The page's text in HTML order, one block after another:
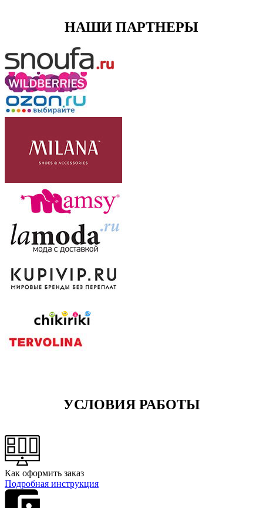
НАШИ ПАРТНЕРЫ
УСЛОВИЯ РАБОТЫ
Как оформить заказ
Подробная инструкция